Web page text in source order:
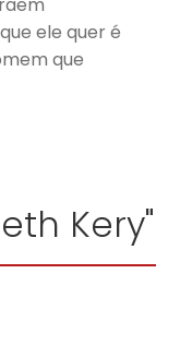
ele quer é
que
Kery"